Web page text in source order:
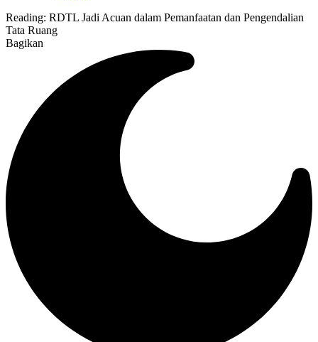
Reading: RDTL Jadi Acuan dalam Pemanfaatan dan Pengendalian
Tata Ruang
Bagikan